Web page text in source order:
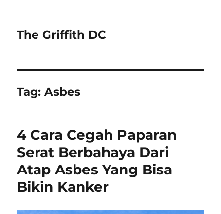
The Griffith DC
Tag:Asbes
4 Cara Cegah Paparan
Serat Berbahaya Dari
Atap Asbes Yang Bisa
Bikin Kanker